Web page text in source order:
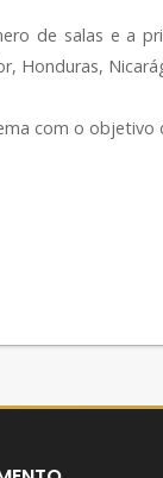
de salas e a
Honduras,
com o